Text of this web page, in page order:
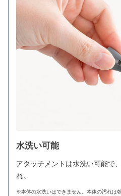
水洗い可能
アタッチメントは水洗い可能で
れ。
※本体の水洗いはできません。本体の汚れは